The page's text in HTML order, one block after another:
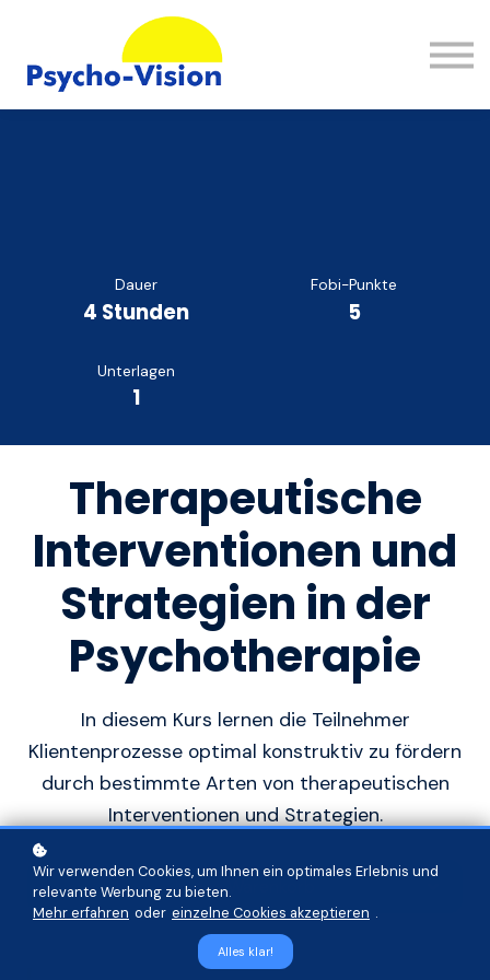
Wissen
FAQ
Kontakt
Dauer
4 Stunden
Fobi-Punkte
5
Unterlagen
1
Therapeutische
Interventionen und
Strategien in der
Psychotherapie
In diesem Kurs lernen die Teilnehmer
Klientenprozesse optimal konstruktiv zu fördern
durch bestimmte Arten von therapeutischen
Interventionen und Strategien.
In den Warenkorb
Wir verwenden Cookies, um Ihnen ein optimales Erlebnis und
relevante Werbung zu bieten.
Mehr erfahren oder einzelne Cookies akzeptieren .
Alles klar!